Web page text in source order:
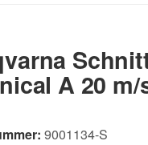
A 20
9001134-S